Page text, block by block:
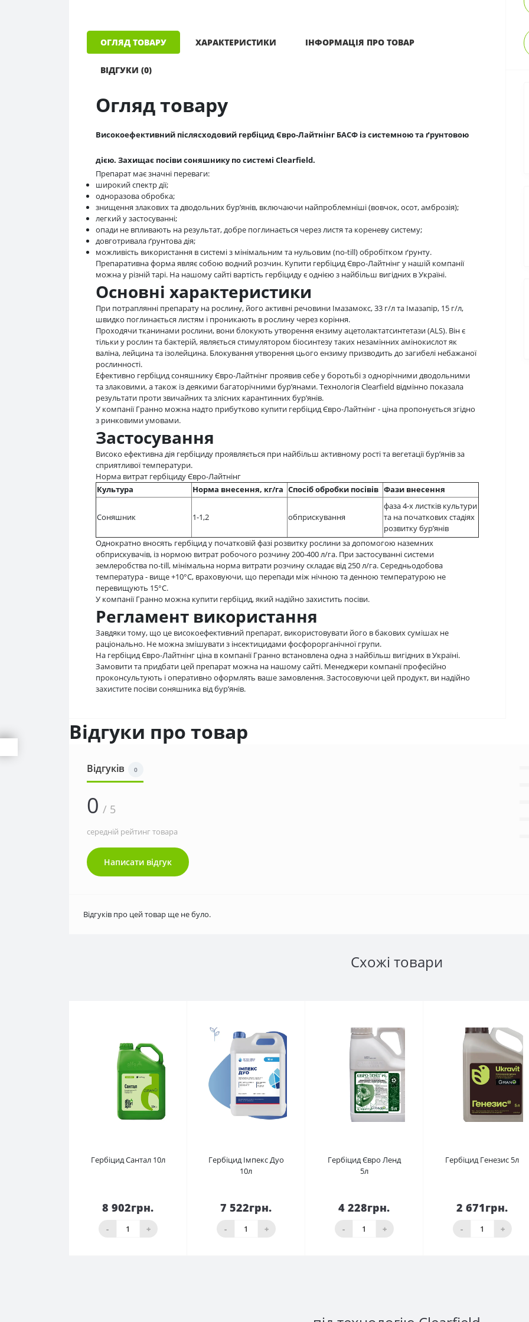
ОГЛЯД ТОВАРУ ХАРАКТЕРИСТИКИ ІНФОРМАЦІЯ ПРО ТОВАР
ВІДГУКИ (0)
Огляд товару
Високоефективний післясходовий гербіцид Євро-Лайтнінг БАСФ із системною та ґрунтовою
дією. Захищає посіви соняшнику по системі Clearfield.
Препарат має значні переваги:
широкий спектр дії;
одноразова обробка;
знищення злакових та дводольних бур’янів, включаючи найпроблемніші (вовчок, осот, амброзія);
легкий у застосуванні;
опади не впливають на результат, добре поглинається через листя та кореневу систему;
довготривала ґрунтова дія;
можливість використання в системі з мінімальним та нульовим (no-till) обробітком ґрунту.
Препаративна форма являє собою водний розчин. Купити гербіцид Євро-Лайтнінг у нашій компанії
можна у різній тарі. На нашому сайті вартість гербіциду є однією з найбільш вигідних в Україні.
Основні характеристики
При потраплянні препарату на рослину, його активні речовини Імазамокс, 33 г/л та Імазапір, 15 г/л,
швидко поглинається листям і проникають в рослину через коріння.
Проходячи тканинами рослини, вони блокують утворення ензиму ацетолактатсинтетази (АLS). Він є
тільки у рослин та бактерій, являється стимулятором біосинтезу таких незамінних амінокислот як
валіна, лейцина та ізолейцина. Блокування утворення цього ензиму призводить до загибелі небажаної
рослинності.
Ефективно гербіцид соняшнику Євро-Лайтнінг проявив себе у боротьбі з однорічними дводольними
та злаковими, а також із деякими багаторічними бур’янами. Технологія Clearfield відмінно показала
результати проти звичайних та злісних карантинних бур’янів.
У компанії Гранно можна надто прибутково купити гербіцид Євро-Лайтнінг - ціна пропонується згідно
з ринковими умовами.
Застосування
Високо ефективна дія гербіциду проявляється при найбільш активному рості та вегетації бур’янів за
сприятливої температури.
Норма витрат гербіциду Євро-Лайтнінг
Культура
Норма внесення, кг/га Спосіб обробки посівів Фази внесення
Соняшник 1-1,2 обприскування
фаза 4-х листків культури
та на початкових стадіях
розвитку бур’янів
Однократно вносять гербіцид у початковій фазі розвитку рослини за допомогою наземних
обприскувачів, із нормою витрат робочого розчину 200-400 л/га. При застосуванні системи
землеробства no-till, мінімальна норма витрати розчину складає від 250 л/га. Середньодобова
температура - вище +10°С, враховуючи, що перепади між нічною та денною температурою не
перевищують 15°С.
У компанії Гранно можна купити гербіцид, який надійно захистить посіви.
Регламент використання
Завдяки тому, що це високоефективний препарат, використовувати його в бакових сумішах не
раціонально. Не можна змішувати з інсектицидами фосфорорганічної групи.
На гербіцид Євро-Лайтнінг ціна в компанії Гранно встановлена одна з найбільш вигідних в Україні.
Замовити та придбати цей препарат можна на нашому сайті. Менеджери компанії професійно
проконсультують і оперативно оформлять ваше замовлення. Застосовуючи цей продукт, ви надійно
захистите посіви соняшника від бур’янів.
Відгуки про товар
Відгуків 0
0 / 5
середній рейтинг товара
Написати відгук
Відгуків про цей товар ще не було.
Схожі товари
Гербіцид Сантал 10л
8 902грн.
- +
До кошика
Гербіцид Імпекс Дуо
10л
7 522грн.
- +
До кошика
Гербіцид Євро Ленд
5л
4 228грн.
- +
До кошика
Гербіцид Генезис 5л
2 671грн.
- +
До кошика